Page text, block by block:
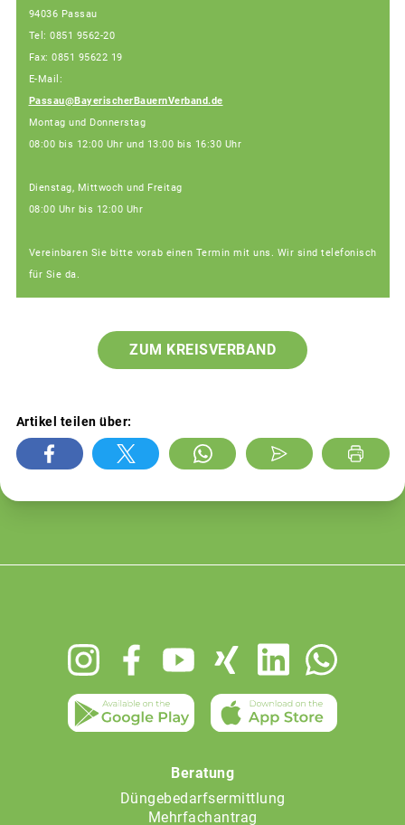
94036 Passau
Tel: 0851 9562-20
Fax: 0851 95622 19
E-Mail:
Passau@BayerischerBauernVerband.de
Montag und Donnerstag
08:00 bis 12:00 Uhr und 13:00 bis 16:30 Uhr
Dienstag, Mittwoch und Freitag
08:00 Uhr bis 12:00 Uhr
Vereinbaren Sie bitte vorab einen Termin mit uns. Wir sind telefonisch
für Sie da.
ZUM KREISVERBAND
Artikel teilen über:
Beratung
Düngebedarfsermittlung
Mehrfachantrag